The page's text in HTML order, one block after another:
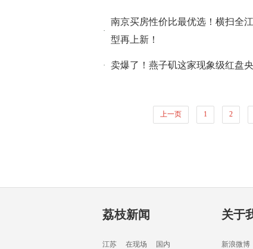
·
南京买房性价比最优选！横扫全
型再上新！
· 卖爆了！燕子矶这家现象级红盘
上一页 1 2
荔枝新闻
江苏 在现场 国内
关于
新浪微博